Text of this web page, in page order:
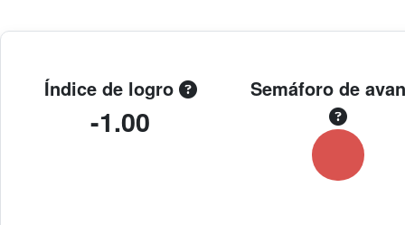
Índice de logro
-1.00
Semáforo de